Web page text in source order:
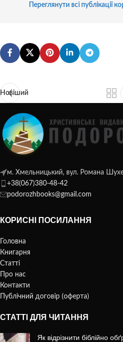
Переглянути всі публікації
Новіший
м. Хмельницький, вул. Романа
+38(067)380-48-42
podorozhbooks@gmail.com
КОРИСНІ ПОСИЛАННЯ
Головна
Книгарня
Статті
Про нас
Контакти
Публічний договір (оферта)
СТАТТІ ДЛЯ ЧИТАННЯ
Як відрізнити біблійно